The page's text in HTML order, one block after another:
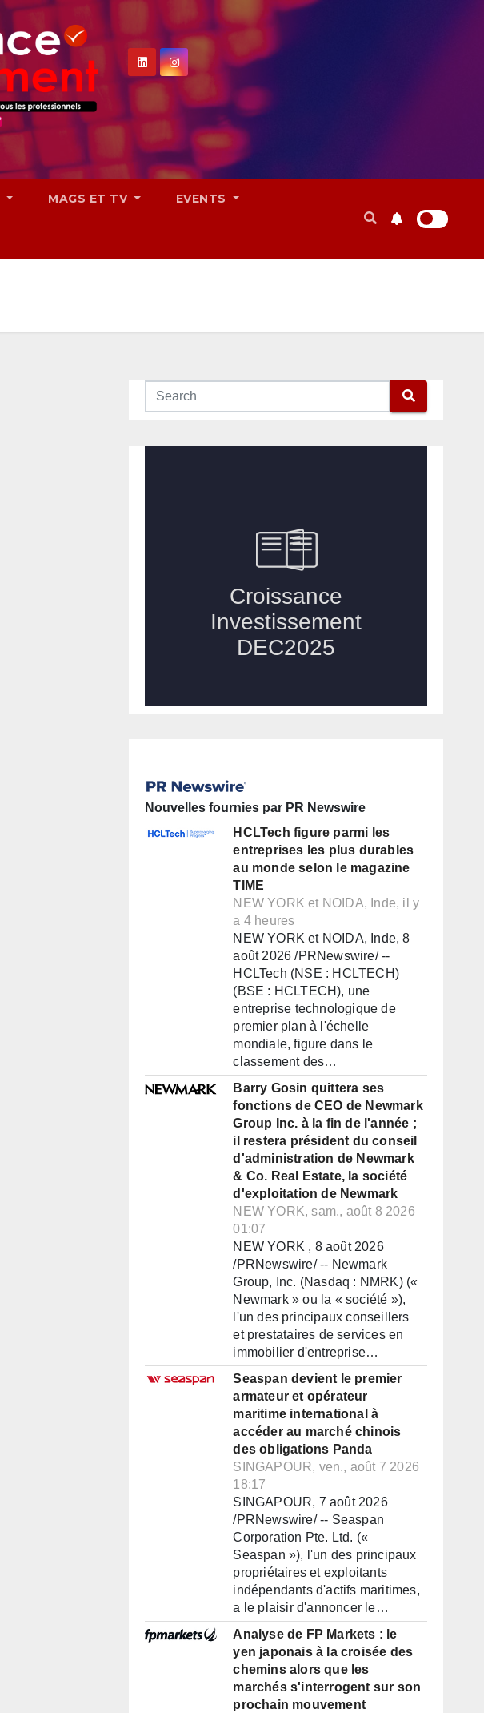
MAGS ET TV EVENTS
Nouvelles fournies par PR Newswire
HCLTech figure parmi les
entreprises les plus durables
au monde selon le magazine
TIME
NEW YORK et NOIDA, Inde, il y
a 4 heures
NEW YORK et NOIDA, Inde, 8
août 2026 /PRNewswire/ --
HCLTech (NSE : HCLTECH)
(BSE : HCLTECH), une
entreprise technologique de
premier plan à l'échelle
mondiale, figure dans le
classement des…
Barry Gosin quittera ses
fonctions de CEO de Newmark
Group Inc. à la fin de l'année ;
il restera président du conseil
d'administration de Newmark
& Co. Real Estate, la société
d'exploitation de Newmark
NEW YORK, sam., août 8 2026
01:07
NEW YORK , 8 août 2026
/PRNewswire/ -- Newmark
Group, Inc. (Nasdaq : NMRK) («
Newmark » ou la « société »),
l'un des principaux conseillers
et prestataires de services en
immobilier d'entreprise…
Seaspan devient le premier
armateur et opérateur
maritime international à
accéder au marché chinois
des obligations Panda
SINGAPOUR, ven., août 7 2026
18:17
SINGAPOUR, 7 août 2026
/PRNewswire/ -- Seaspan
Corporation Pte. Ltd. («
Seaspan »), l'un des principaux
propriétaires et exploitants
indépendants d'actifs maritimes,
a le plaisir d'annoncer le…
Analyse de FP Markets : le
yen japonais à la croisée des
chemins alors que les
marchés s'interrogent sur son
prochain mouvement